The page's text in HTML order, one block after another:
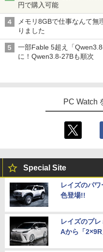
円で購入可能
メモリ8GBで仕事なんて
りました
一部Fable 5超え「
に！Qwen3.8-27Bも順次
PC Watch
Special Site
レイズのパ
色登場!!
レイズのプ
Aから「2×9R